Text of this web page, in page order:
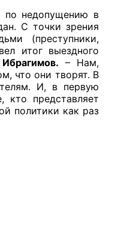
по недопущению в
С точки зрения
(преступники,
итог выездного
– Нам,
что они творят. В
И, в первую
представляет
политики как раз